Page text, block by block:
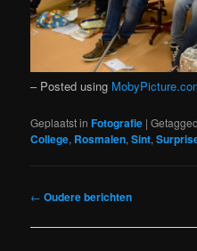
– Posted using
Geplaatst in Fotografie |Getagged
College, Rosmalen,Sint,
Bericht
← Oudere berichten